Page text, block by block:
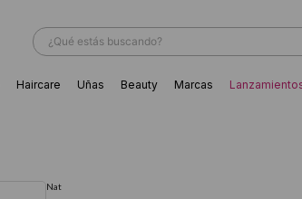
¿Qué estás buscando?
Haircare Uñas Beauty Marcas
Nat